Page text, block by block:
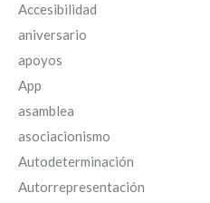
Accesibilidad
aniversario
apoyos
App
asamblea
asociacionismo
Autodeterminación
Autorrepresentación